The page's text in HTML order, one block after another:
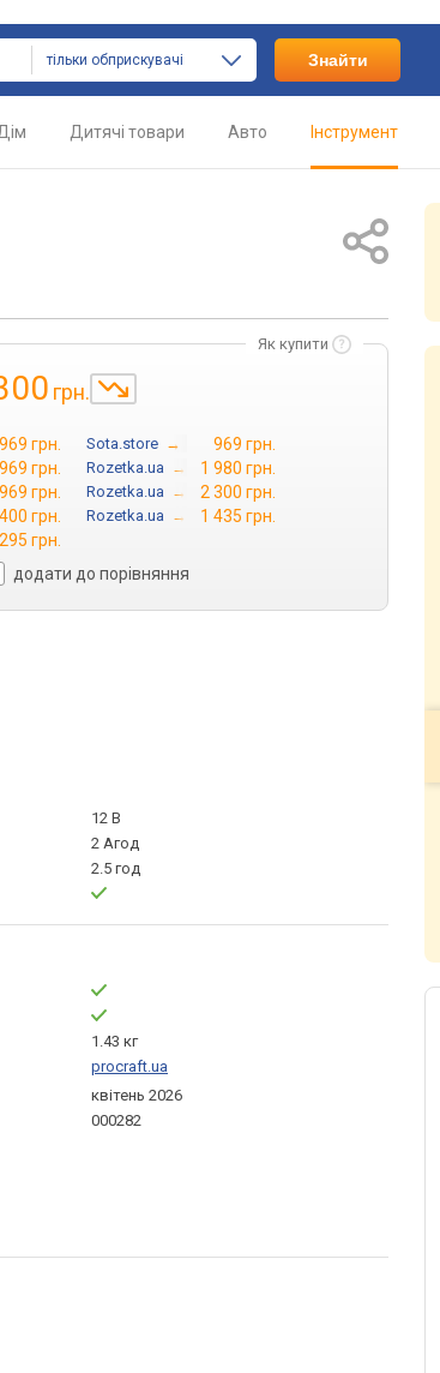
тільки обприскувачі Знайти
Дитячі товари Авто Інструмент
Як купити
грн.
969 грн. Sota.store → 969 грн.
969 грн. Rozetka.ua → 1 980 грн.
969 грн. Rozetka.ua → 2 300 грн.
грн. Rozetka.ua → 1 435 грн.
грн.
додати до порівняння
12 В
2 Агод
2.5 год
1.43 кг
procraft.ua
квітень 2026
000282